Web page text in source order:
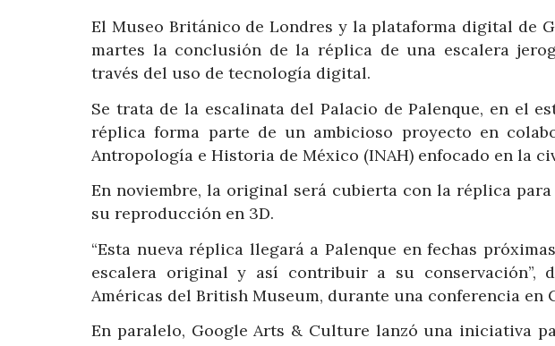
El Museo Británico de Londres y la plataforma digital de
martes la conclusión de la réplica de una escalera
través del uso de tecnología digital.
Se trata de la escalinata del Palacio de Palenque, en el
réplica forma parte de un ambicioso proyecto en
Antropología e Historia de México (INAH) enfocado en la
En noviembre, la original será cubierta con la réplica
su reproducción en 3D.
“Esta nueva réplica llegará a Palenque en fechas
escalera original y así contribuir a su conservación”,
Américas del British Museum, durante una conferencia en
En paralelo, Google Arts & Culture lanzó una iniciativa